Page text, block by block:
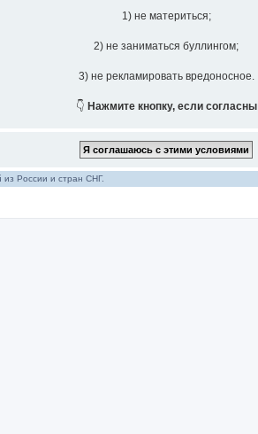
1) не материться;
2) не заниматься буллингом;
3) не рекламировать вредоносное.
👇 Нажмите кнопку, если согласны
России и стран СНГ.